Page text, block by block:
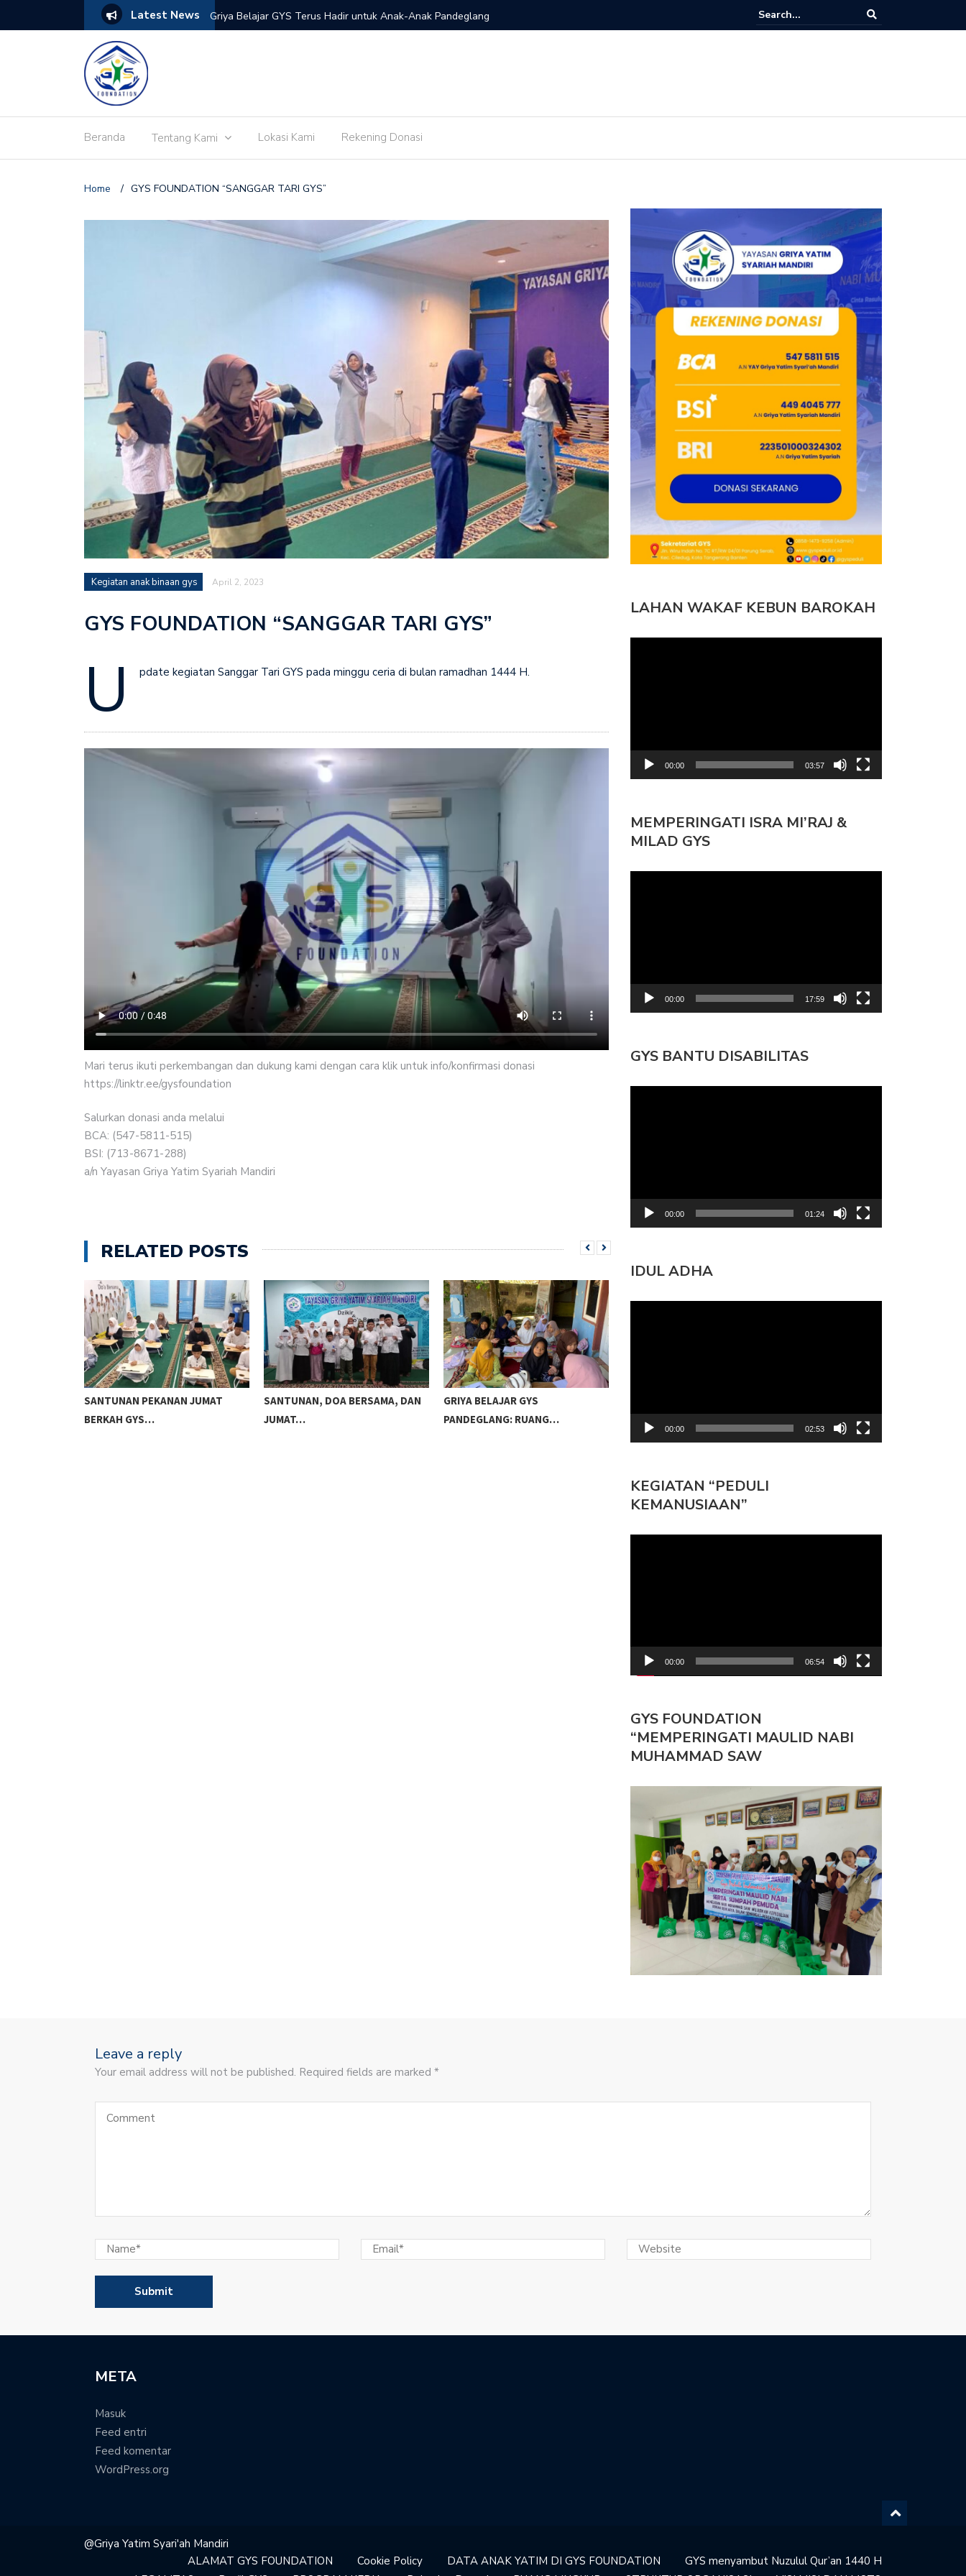
Latest News
Bahaya Narkoba di Tangerang Griya Belajar GYS Terus Hadir untuk Anak-Anak Pandeglang TPQ GYS Rutin Setiap Jumat: Menumbuhkan Kecintaan Anak terhadap Al-
Beranda Tentang Kami Lokasi Kami Rekening Donasi
Home / GYS FOUNDATION “SANGGAR TARI GYS”
Kegiatan anak binaan gys April 2, 2023
GYS FOUNDATION “SANGGAR TARI GYS”
U pdate kegiatan Sanggar Tari GYS pada minggu ceria di bulan ramadhan 1444 H.
Mari terus ikuti perkembangan dan dukung kami dengan cara klik untuk info/konfirmasi donasi
https://linktr.ee/gysfoundation
Salurkan donasi anda melalui
BCA: (547-5811-515)
BSI: (713-8671-288)
a/n Yayasan Griya Yatim Syariah Mandiri
RELATED POSTS
SANTUNAN PEKANAN JUMAT
BERKAH GYS…
SANTUNAN, DOA BERSAMA, DAN
JUMAT…
GRIYA BELAJAR GYS
PANDEGLANG: RUANG…
BERSAMA…
LAHAN WAKAF KEBUN BAROKAH
00:00 03:57
MEMPERINGATI ISRA MI’RAJ &
MILAD GYS
00:00 17:59
GYS BANTU DISABILITAS
00:00 01:24
IDUL ADHA
00:00 02:53
KEGIATAN “PEDULI
KEMANUSIAAN”
00:00 06:54
GYS FOUNDATION
“MEMPERINGATI MAULID NABI
MUHAMMAD SAW
Leave a reply
Your email address will not be published. Required fields are marked *
META
Masuk
Feed entri
Feed komentar
WordPress.org
@Griya Yatim Syari'ah Mandiri
ALAMAT GYS FOUNDATION
Cookie Policy DATA ANAK YATIM DI GYS FOUNDATION
GYS menyambut Nuzulul Qur’an 1440 H